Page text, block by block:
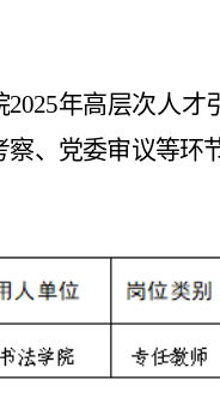
2025年高层次人才
、党委审议等